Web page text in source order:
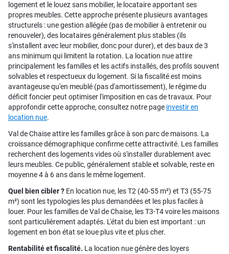
logement et le louez sans mobilier, le locataire apportant ses
propres meubles. Cette approche présente plusieurs avantages
structurels : une gestion allégée (pas de mobilier à entretenir ou
renouveler), des locataires généralement plus stables (ils
s'installent avec leur mobilier, donc pour durer), et des baux de 3
ans minimum qui limitent la rotation. La location nue attire
principalement les familles et les actifs installés, des profils souvent
solvables et respectueux du logement. Si la fiscalité est moins
avantageuse qu'en meublé (pas d'amortissement), le régime du
déficit foncier peut optimiser l'imposition en cas de travaux. Pour
approfondir cette approche, consultez notre page investir en
location nue.
Val de Chaise attire les familles grâce à son parc de maisons. La
croissance démographique confirme cette attractivité. Les familles
recherchent des logements vides où s'installer durablement avec
leurs meubles. Ce public, généralement stable et solvable, reste en
moyenne 4 à 6 ans dans le même logement.
Quel bien cibler ? En location nue, les T2 (40-55 m²) et T3 (55-75
m²) sont les typologies les plus demandées et les plus faciles à
louer. Pour les familles de Val de Chaise, les T3-T4 voire les maisons
sont particulièrement adaptés. L'état du bien est important : un
logement en bon état se loue plus vite et plus cher.
Rentabilité et fiscalité. La location nue génère des loyers